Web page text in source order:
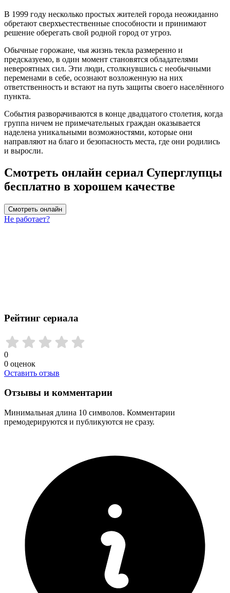
В 1999 году несколько простых жителей города неожиданно
обретают сверхъестественные способности и принимают
решение оберегать свой родной город от угроз.
Обычные горожане, чья жизнь текла размеренно и
предсказуемо, в один момент становятся обладателями
невероятных сил. Эти люди, столкнувшись с необычными
переменами в себе, осознают возложенную на них
ответственность и встают на путь защиты своего населённого
пункта.
События разворачиваются в конце двадцатого столетия, когда
группа ничем не примечательных граждан оказывается
наделена уникальными возможностями, которые они
направляют на благо и безопасность места, где они родились
и выросли.
Смотреть онлайн сериал Суперглупцы
бесплатно в хорошем качестве
Смотреть онлайн
Не работает?
Рейтинг сериала
0
0 оценок
Оставить отзыв
Отзывы и комментарии
Минимальная длина 10 символов. Комментарии
премодерируются и публикуются не сразу.